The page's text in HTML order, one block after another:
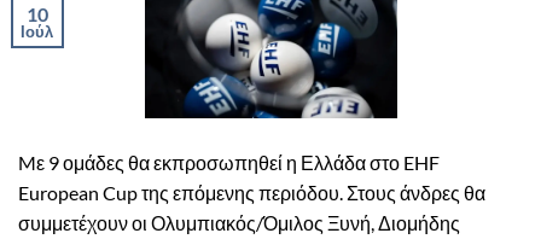
10
Ιούλ
Mε 9 ομάδες θα εκπροσωπηθεί η Ελλάδα στο EHF
European Cup της επόμενης περιόδου. Στους άνδρες θα
συμμετέχουν οι Ολυμπιακός/Όμιλος Ξυνή, Διομήδης